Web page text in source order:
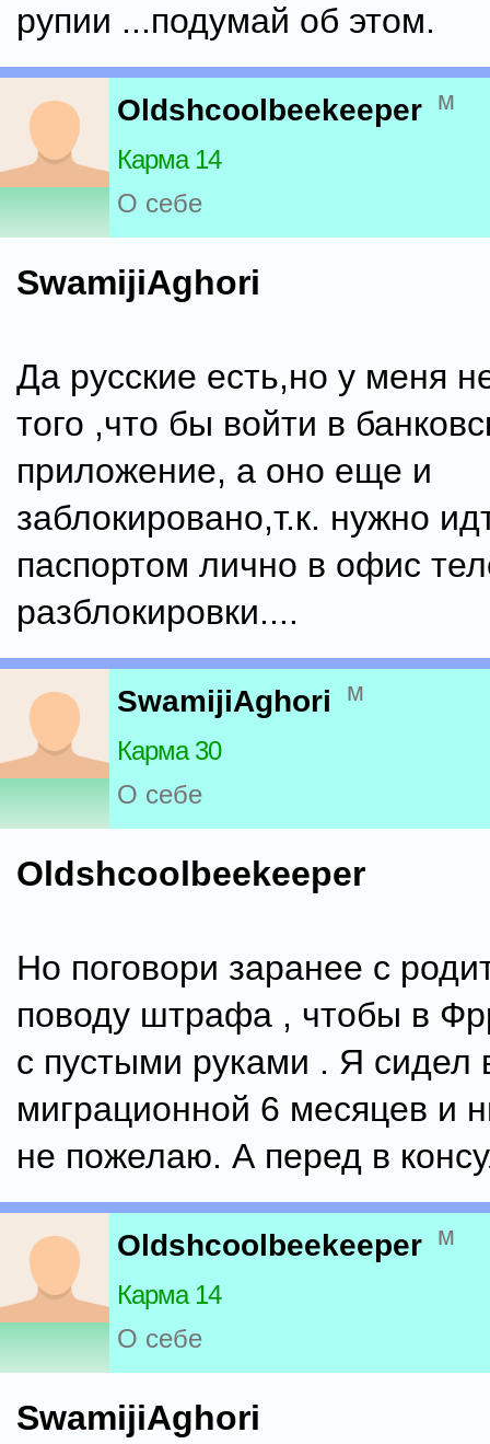
рупии ...подумай об этом.
Oldshcoolbeekeeper м
Карма 14
О себе
SwamijiAghori
Да русские есть,но у меня
того ,что бы войти в
приложение, а оно еще и
заблокировано,т.к. нужно
паспортом лично в офис
разблокировки....
SwamijiAghori м
Карма 30
О себе
Oldshcoolbeekeeper
Но поговори заранее с
поводу штрафа , чтобы в
с пустыми руками . Я сидел
миграционной 6 месяцев и
не пожелаю. А перед в
Oldshcoolbeekeeper м
Карма 14
О себе
SwamijiAghori